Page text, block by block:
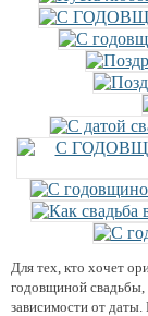
Для тех, кто хочет
годовщиной
зависимости от